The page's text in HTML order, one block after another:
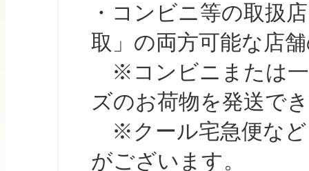
・コンビニ等の取扱
取」の両方可能な店
※コンビニまたは一
ズのお荷物を発送で
※クール宅急便など
がございます。